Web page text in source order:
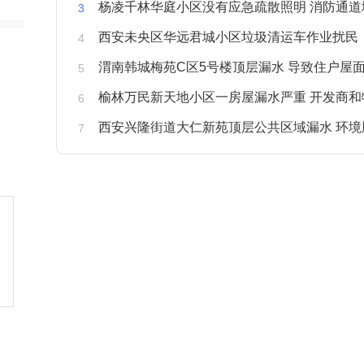
杨凌千林华庭小区没有应急疏散照明 消防通
西安未央区华远君城小区垃圾清运车作业扰民
渭南韩城梅苑C区5号楼顶层漏水 导致住户屋面被
榆林万民新天地小区一房屋漏水严重 开发商和物业不予
西安兴隆街道大仁新苑顶层公共区域漏水 环